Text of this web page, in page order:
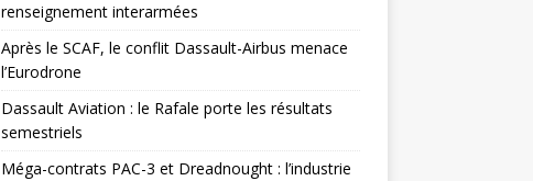
renseignement interarmées
Après le SCAF, le conflit Dassault-Airbus menace
l’Eurodrone
Dassault Aviation : le Rafale porte les résultats
semestriels
Méga-contrats PAC-3 et Dreadnought : l’industrie